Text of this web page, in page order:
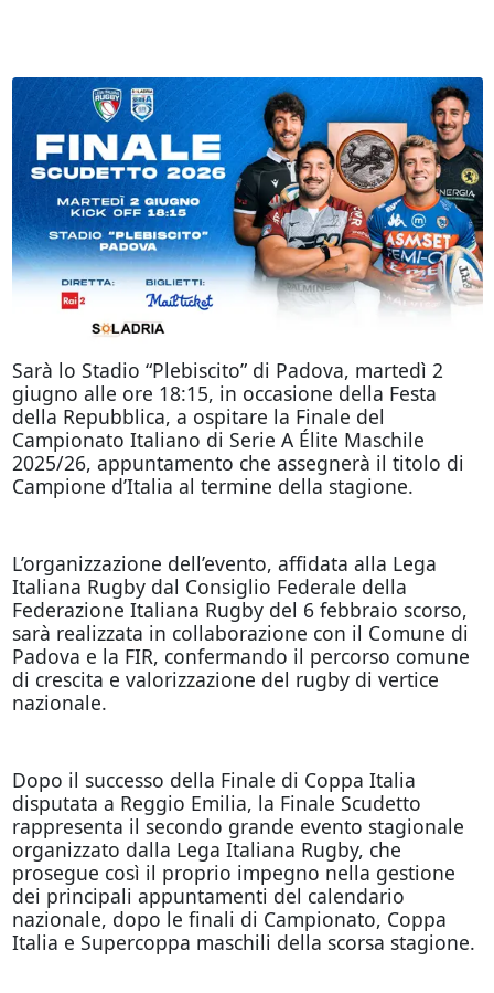
Sarà lo Stadio “Plebiscito” di Padova, martedì 2
giugno alle ore 18:15, in occasione della Festa
della Repubblica, a ospitare la Finale del
Campionato Italiano di Serie A Élite Maschile
2025/26, appuntamento che assegnerà il titolo di
Campione d’Italia al termine della stagione.
L’organizzazione dell’evento, affidata alla Lega
Italiana Rugby dal Consiglio Federale della
Federazione Italiana Rugby del 6 febbraio scorso,
sarà realizzata in collaborazione con il Comune di
Padova e la FIR, confermando il percorso comune
di crescita e valorizzazione del rugby di vertice
nazionale.
Dopo il successo della Finale di Coppa Italia
disputata a Reggio Emilia, la Finale Scudetto
rappresenta il secondo grande evento stagionale
organizzato dalla Lega Italiana Rugby, che
prosegue così il proprio impegno nella gestione
dei principali appuntamenti del calendario
nazionale, dopo le finali di Campionato, Coppa
Italia e Supercoppa maschili della scorsa stagione.